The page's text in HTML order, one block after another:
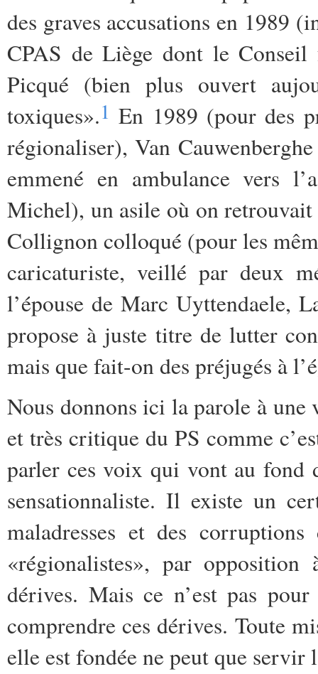
des graves accusations en 1989
CPAS de Liège dont le
Picqué (bien plus ouvert
toxiques».1 En 1989 (pour des
régionaliser), Van
emmené en ambulance vers
Michel), un asile où on
Collignon colloqué (pour les
caricaturiste, veillé par deux
l’épouse de Marc Uyttendaele,
propose à juste titre de lutter
mais que fait-on des préjugés à
Nous donnons ici la parole à
et très critique du PS comme
parler ces voix qui vont au fond
sensationnaliste. Il existe un
maladresses et des
«régionalistes», par
dérives. Mais ce n’est pas
comprendre ces dérives. Toute
elle est fondée ne peut que